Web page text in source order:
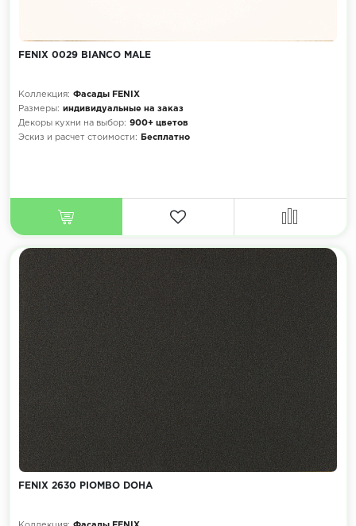
FENIX 0029 BIANCO MALE
Коллекция: Фасады FENIX
Размеры: индивидуальные на заказ
Декоры кухни на выбор: 900+ цветов
Эскиз и расчет стоимости:
Бесплатно
FENIX 2630 PIOMBO DOHA